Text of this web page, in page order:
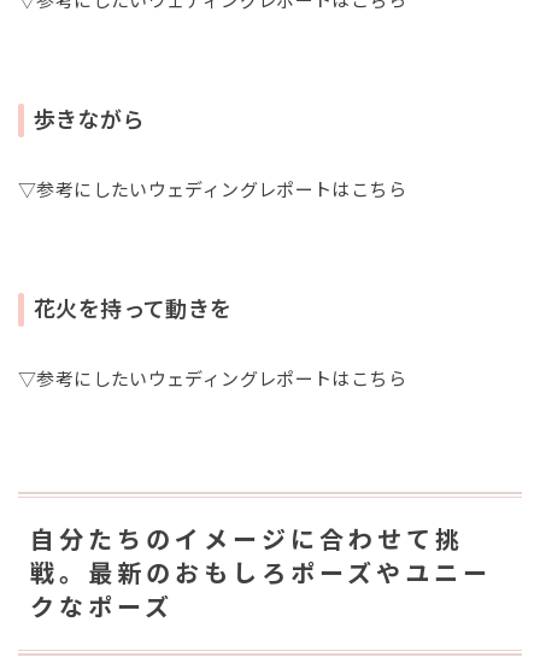
歩きながら
▽参考にしたいウェディングレポートはこちら
花火を持って動きを
▽参考にしたいウェディングレポートはこちら
自分たちのイメージに合わせて挑
戦。最新のおもしろポーズやユニー
クなポーズ